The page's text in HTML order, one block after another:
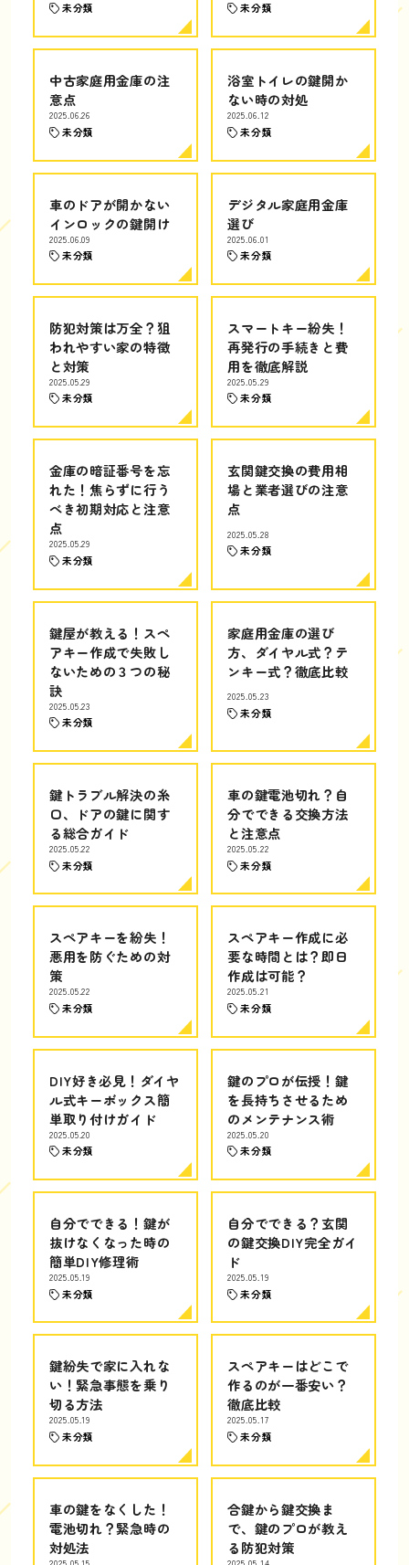
未分類 未分類
中古家庭用金庫の注
意点
2025.06.26
未分類
浴室トイレの鍵開か
ない時の対処
2025.06.12
未分類
車のドアが開かない
インロックの鍵開け
2025.06.09
未分類
デジタル家庭用金庫
選び
2025.06.01
未分類
防犯対策は万全？狙
われやすい家の特徴
と対策
2025.05.29
未分類
スマートキー紛失！
再発行の手続きと費
用を徹底解説
2025.05.29
未分類
金庫の暗証番号を忘
れた！焦らずに行う
べき初期対応と注意
点
2025.05.29
未分類
玄関鍵交換の費用相
場と業者選びの注意
点
2025.05.28
未分類
鍵屋が教える！スペ
アキー作成で失敗し
ないための３つの秘
訣
2025.05.23
未分類
家庭用金庫の選び
方、ダイヤル式？テ
ンキー式？徹底比較
2025.05.23
未分類
鍵トラブル解決の糸
口、ドアの鍵に関す
る総合ガイド
2025.05.22
未分類
車の鍵電池切れ？自
分でできる交換方法
と注意点
2025.05.22
未分類
スペアキーを紛失！
悪用を防ぐための対
策
2025.05.22
未分類
スペアキー作成に必
要な時間とは？即日
作成は可能？
2025.05.21
未分類
DIY好き必見！ダイヤ
ル式キーボックス簡
単取り付けガイド
2025.05.20
未分類
鍵のプロが伝授！鍵
を長持ちさせるため
のメンテナンス術
2025.05.20
未分類
自分でできる！鍵が
抜けなくなった時の
簡単DIY修理術
2025.05.19
未分類
自分でできる？玄関
の鍵交換DIY完全ガイ
ド
2025.05.19
未分類
鍵紛失で家に入れな
い！緊急事態を乗り
切る方法
2025.05.19
未分類
スペアキーはどこで
作るのが一番安い？
徹底比較
2025.05.17
未分類
車の鍵をなくした！
電池切れ？緊急時の
対処法
合鍵から鍵交換ま
で、鍵のプロが教え
る防犯対策